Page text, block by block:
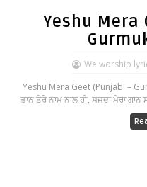
Yeshu Mera
We worship
Yeshu Mera Geet (Punjabi –
ਤਾਨ ਤੇਰੇ ਨਾਮ ਨਾਲ ਹੀ, ਸਜਦਾ ਮੇਰਾ